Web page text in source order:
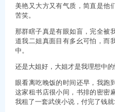
美艳又大方又有气质，简直是他
苦笑。
那群瞎子真是有眼如盲，完全被
道我二姐真面目有多幺可怕，而
中。
还是大姐好，大姐才是我理想中的
眼看离吃晚饭的时间还早，我跑
这家租书店很小间，书排的密密
我租了一套武侠小说，付完了钱就